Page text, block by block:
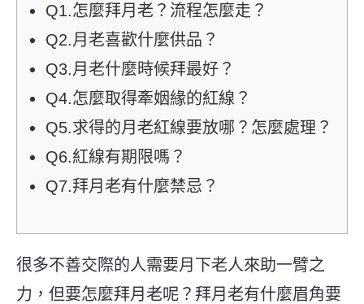
Q1.怎麼拜月老？流程怎麼走？
Q2.月老喜歡什麼供品？
Q3.月老什麼時候拜最好？
Q4.怎麼取得牽姻緣的紅線？
Q5.求得的月老紅線要放哪？怎麼處理？
Q6.紅線有期限嗎？
Q7.拜月老有什麼禁忌？
很多不善交際的人需要月下老人來助一臂之
力，但要怎麼拜月老呢？拜月老有什麼眉角要